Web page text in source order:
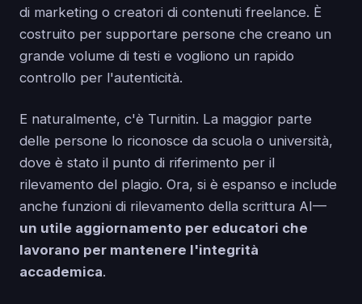
di marketing o creatori di contenuti freelance. È
costruito per supportare persone che creano un
grande volume di testi e vogliono un rapido
controllo per l'autenticità.
E naturalmente, c'è Turnitin. La maggior parte
delle persone lo riconosce da scuola o università,
dove è stato il punto di riferimento per il
rilevamento del plagio. Ora, si è espanso e include
anche funzioni di rilevamento della scrittura AI—
un utile aggiornamento per educatori che
lavorano per mantenere l'integrità
accademica.